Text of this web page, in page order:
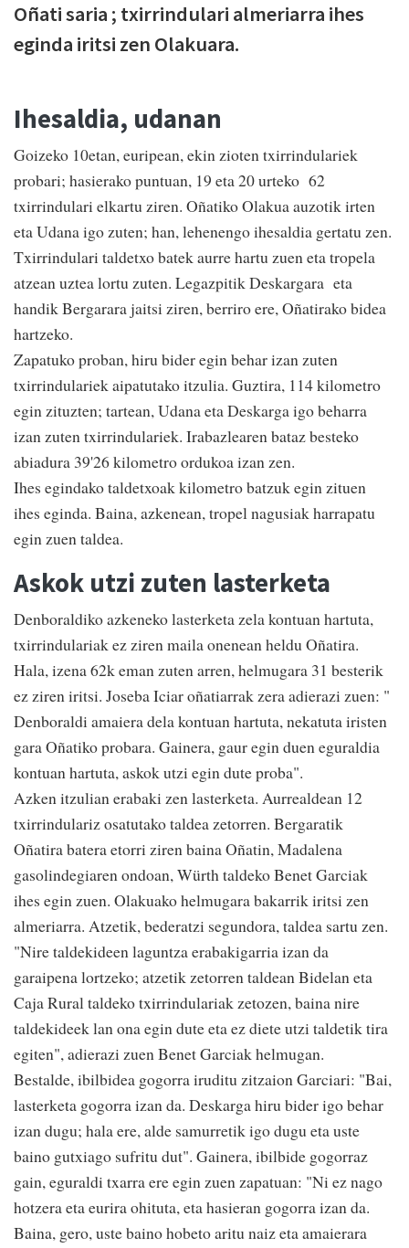
Oñati saria ; txirrindulari almeriarra ihes
eginda iritsi zen Olakuara.
Ihesaldia, udanan
Goizeko 10etan, euripean, ekin zioten txirrindulariek
probari; hasierako puntuan, 19 eta 20 urteko 62
txirrindulari elkartu ziren. Oñatiko Olakua auzotik irten
eta Udana igo zuten; han, lehenengo ihesaldia gertatu zen.
Txirrindulari taldetxo batek aurre hartu zuen eta tropela
atzean uztea lortu zuten. Legazpitik Deskargara eta
handik Bergarara jaitsi ziren, berriro ere, Oñatirako bidea
hartzeko.
Zapatuko proban, hiru bider egin behar izan zuten
txirrindulariek aipatutako itzulia. Guztira, 114 kilometro
egin zituzten; tartean, Udana eta Deskarga igo beharra
izan zuten txirrindulariek. Irabazlearen bataz besteko
abiadura 39'26 kilometro ordukoa izan zen.
Ihes egindako taldetxoak kilometro batzuk egin zituen
ihes eginda. Baina, azkenean, tropel nagusiak harrapatu
egin zuen taldea.
Askok utzi zuten lasterketa
Denboraldiko azkeneko lasterketa zela kontuan hartuta,
txirrindulariak ez ziren maila onenean heldu Oñatira.
Hala, izena 62k eman zuten arren, helmugara 31 besterik
ez ziren iritsi. Joseba Iciar oñatiarrak zera adierazi zuen: "
Denboraldi amaiera dela kontuan hartuta, nekatuta iristen
gara Oñatiko probara. Gainera, gaur egin duen eguraldia
kontuan hartuta, askok utzi egin dute proba".
Azken itzulian erabaki zen lasterketa. Aurrealdean 12
txirrindulariz osatutako taldea zetorren. Bergaratik
Oñatira batera etorri ziren baina Oñatin, Madalena
gasolindegiaren ondoan, Würth taldeko Benet Garciak
ihes egin zuen. Olakuako helmugara bakarrik iritsi zen
almeriarra. Atzetik, bederatzi segundora, taldea sartu zen.
"Nire taldekideen laguntza erabakigarria izan da
garaipena lortzeko; atzetik zetorren taldean Bidelan eta
Caja Rural taldeko txirrindulariak zetozen, baina nire
taldekideek lan ona egin dute eta ez diete utzi taldetik tira
egiten", adierazi zuen Benet Garciak helmugan.
Bestalde, ibilbidea gogorra iruditu zitzaion Garciari: "Bai,
lasterketa gogorra izan da. Deskarga hiru bider igo behar
izan dugu; hala ere, alde samurretik igo dugu eta uste
baino gutxiago sufritu dut". Gainera, ibilbide gogorraz
gain, eguraldi txarra ere egin zuen zapatuan: "Ni ez nago
hotzera eta eurira ohituta, eta hasieran gogorra izan da.
Baina, gero, uste baino hobeto aritu naiz eta amaierara